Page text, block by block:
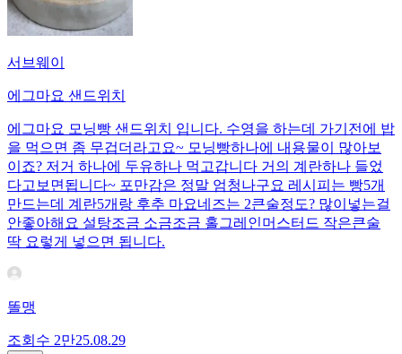
서브웨이
에그마요 샌드위치
에그마요 모닝빵 샌드위치 입니다. 수영을 하는데 가기전에 밥
을 먹으면 좀 무겁더라고요~ 모닝빵하나에 내용물이 많아보
이죠? 저거 하나에 두유하나 먹고갑니다 거의 계란하나 들었
다고보면됩니다~ 포만감은 정말 엄청나구요 레시피는 빵5개
만드는데 계란5개랑 후추 마요네즈는 2큰술정도? 많이넣는걸
안좋아해요 설탕조금 소금조금 홀그레인머스터드 작은큰술
딱 요렇게 넣으면 됩니다.
똘맹
조회수 2만25.08.29